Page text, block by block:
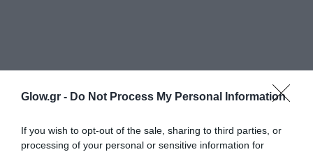
Glow.gr - Do Not Process My Personal Information
If you wish to opt-out of the sale, sharing to third parties, or
processing of your personal or sensitive information for